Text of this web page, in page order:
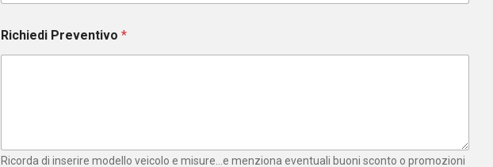
n
t
e
e
Richiedi Preventivo*
Ricorda di inserire modello veicolo e misure...e menziona eventuali buoni sconto o promozioni